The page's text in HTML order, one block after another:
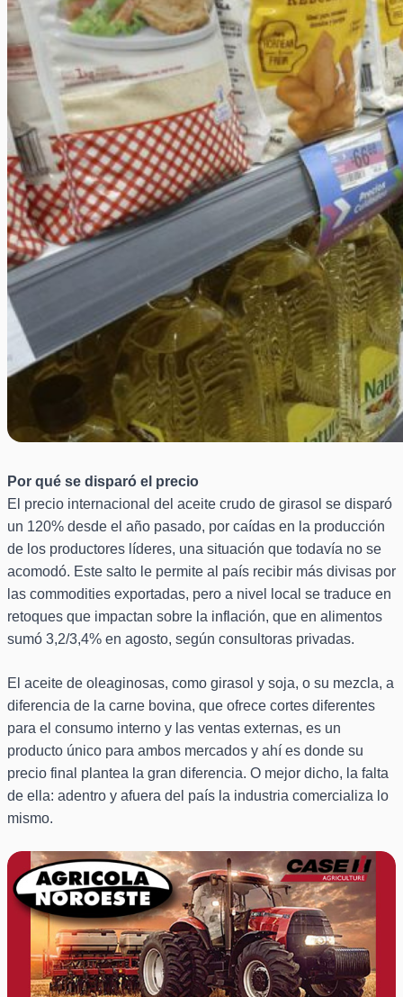
Por qué se disparó el precio
El precio internacional del aceite crudo de girasol se disparó
un 120% desde el año pasado, por caídas en la producción
de los productores líderes, una situación que todavía no se
acomodó. Este salto le permite al país recibir más divisas por
las commodities exportadas, pero a nivel local se traduce en
retoques que impactan sobre la inflación, que en alimentos
sumó 3,2/3,4% en agosto, según consultoras privadas.
El aceite de oleaginosas, como girasol y soja, o su mezcla, a
diferencia de la carne bovina, que ofrece cortes diferentes
para el consumo interno y las ventas externas, es un
producto único para ambos mercados y ahí es donde su
precio final plantea la gran diferencia. O mejor dicho, la falta
de ella: adentro y afuera del país la industria comercializa lo
mismo.